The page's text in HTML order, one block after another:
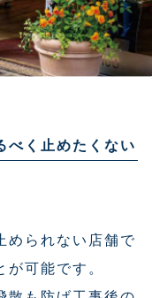
べく止めたくない
められない店舗で
可能です。